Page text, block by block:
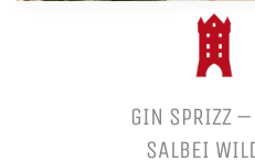
GIN SPRIZZ
SALBEI